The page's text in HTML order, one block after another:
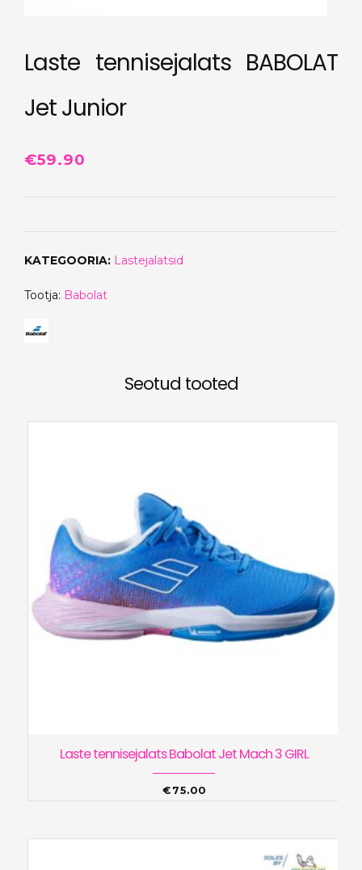
Laste tennisejalats BABOLAT
Jet Junior
€59.90
KATEGOORIA: Lastejalatsid
Tootja: Babolat
Seotud tooted
Laste tennisejalats Babolat Jet Mach 3 GIRL
€ 75.00